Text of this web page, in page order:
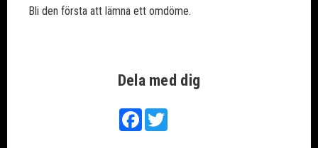
Dela med dig
FacebookTwitter
Bli den första att lämna ett omdöme.